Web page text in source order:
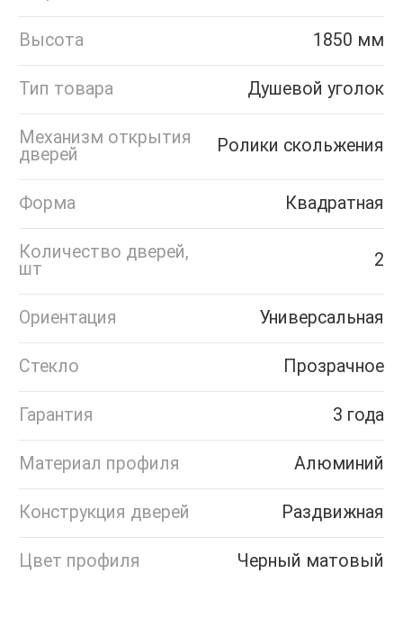
Высота 1850 мм
Тип товара Душевой уголок
Механизм открытия
дверей
Ролики скольжения
Форма Квадратная
Количество дверей,
шт
2
Ориентация Универсальная
Стекло Прозрачное
Гарантия 3 года
Материал профиля Алюминий
Конструкция дверей Раздвижная
Цвет профиля Черный матовый